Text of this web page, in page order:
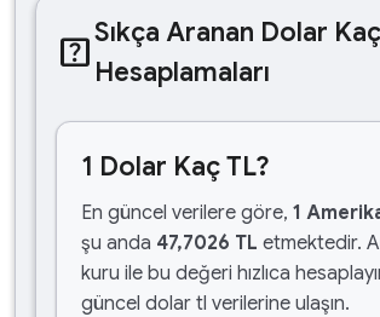
help_centerSıkça Aranan Dolar
Hesaplamaları
1 Dolar Kaç TL?
En güncel verilere göre, 1
şu anda 47,7026 TL etmektedir.
kuru ile bu değeri hızlıca
güncel dolar tl verilerine ulaşın.